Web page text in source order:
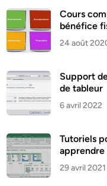
Cours
bénéfice
24 août
Support
de tableur
6 avril 2022
Tutoriels
apprendre
29 avril 2021